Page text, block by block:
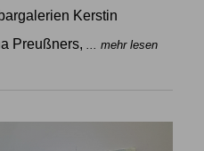
Kerstin
Preußners,
... mehr lesen